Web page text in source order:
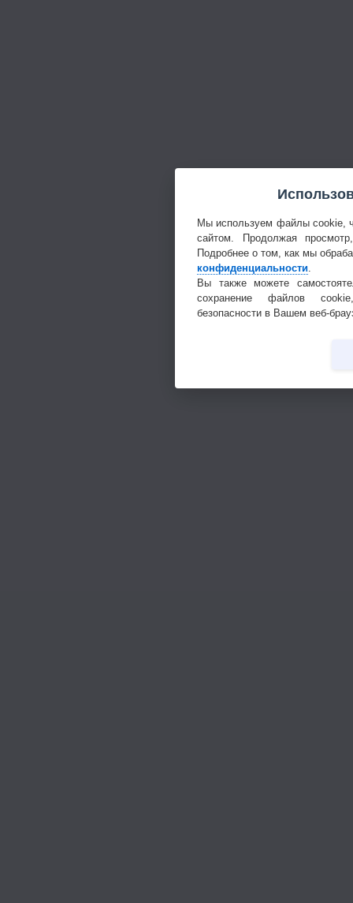
Мы используем файлы cookie,
сайтом. Продолжая
Подробнее о том, как мы
конфиденциальности
Вы также можете
сохранение файлов
безопасности в Вашем веб-